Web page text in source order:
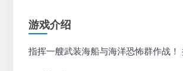
游戏介绍
指挥一艘武装海船与海洋恐怖群作战